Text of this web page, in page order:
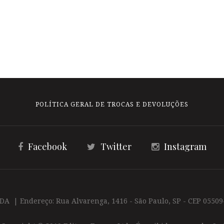
POLÍTICA GERAL DE TROCAS E DEVOLUÇÕES
Facebook Twitter Instagram
| Endereço: Rua Alvarenga, 1416 - São Paulo, SP - CEP